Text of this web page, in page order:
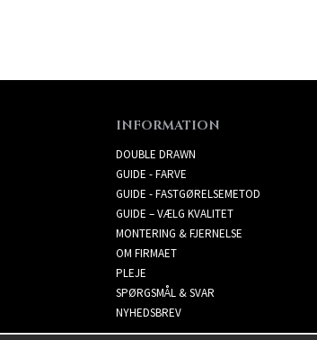
INFORMATION
DOUBLE DRAWN
GUIDE - FARVE
GUIDE - FASTGØRELSEMETOD
GUIDE – VÆLG KVALITET
MONTERING & FJERNELSE
OM FIRMAET
PLEJE
SPØRGSMÅL & SVAR
NYHEDSBREV